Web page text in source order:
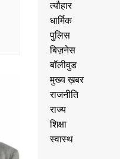
त्यौहार
धार्मिक
पुलिस
बिज़नेस
बॉलीवुड
मुख्य ख़बर
राजनीति
राज्य
शिक्षा
स्वास्थ